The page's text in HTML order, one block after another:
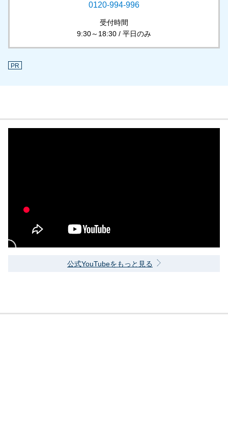
0120-994-996
受付時間
9:30～18:30 / 平日のみ
PR
公式YouTubeをもっと見る